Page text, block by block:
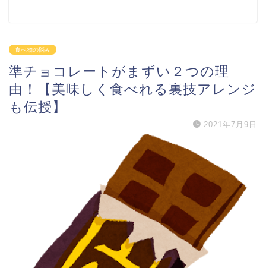
食べ物の悩み
準チョコレートがまずい２つの理
由！【美味しく食べれる裏技アレンジ
も伝授】
2021年7月9日